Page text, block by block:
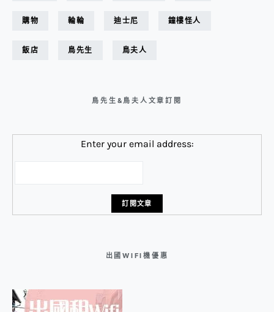
購物 輪輪 迪士尼 鐘樓怪人
飯店 鳥先生 鳥夫人
鳥先生&鳥夫人文章訂閱
Enter your email address:
出國WIFI機優惠